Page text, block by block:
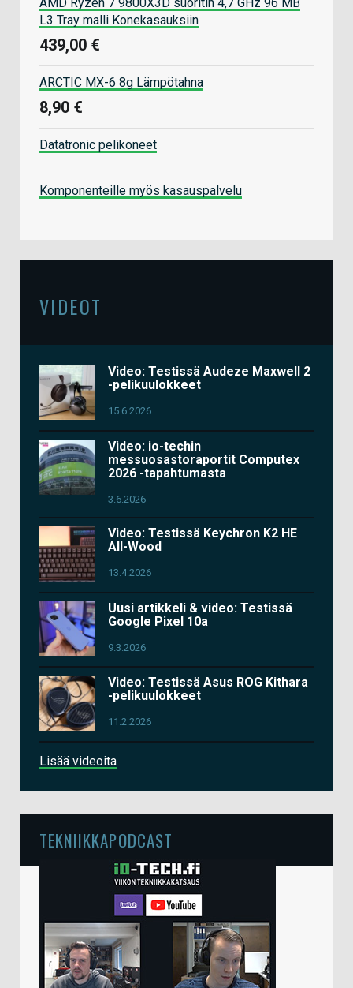
AMD Ryzen 7 9800X3D suoritin 4,7 GHz 96 MB
L3 Tray malli Konekasauksiin
439,00 €
ARCTIC MX-6 8g Lämpötahna
8,90 €
Datatronic pelikoneet
Komponenteille myös kasauspalvelu
VIDEOT
Video: Testissä Audeze Maxwell 2
-pelikuulokkeet
15.6.2026
Video: io-techin
messuosastoraportit Computex
2026 -tapahtumasta
3.6.2026
Video: Testissä Keychron K2 HE
All-Wood
13.4.2026
Uusi artikkeli & video: Testissä
Google Pixel 10a
9.3.2026
Video: Testissä Asus ROG Kithara
-pelikuulokkeet
11.2.2026
Lisää videoita
TEKNIIKKAPODCAST